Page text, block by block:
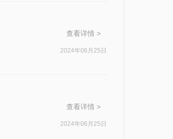
查看详情 >
2024年06月25日
查看详情 >
2024年06月25日